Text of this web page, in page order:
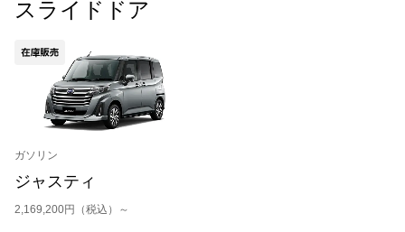
スライドドア
ガソリン
ジャスティ
2,169,200円（税込）～